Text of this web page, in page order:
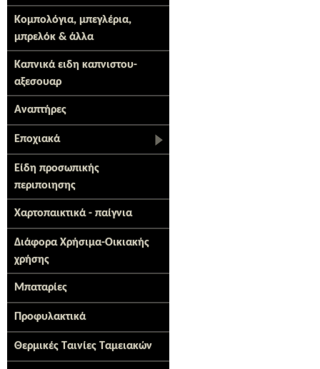
Κομπολόγια, μπεγλέρια,
μπρελόκ & άλλα
Καπνικά ειδη καπνιστου-
αξεσουαρ
Αναπτήρες
Εποχιακά
Είδη προσωπικής
περιποιησης
Χαρτοπαικτικά - παίγνια
Διάφορα Χρήσιμα-Οικιακής
χρήσης
Μπαταρίες
Προφυλακτικά
Θερμικές Ταινίες Ταμειακών